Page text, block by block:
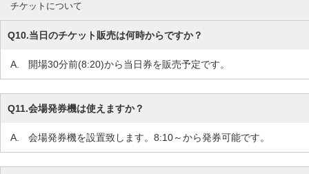
チケットについて
Q10.当日のチケット販売は何時からですか？
A. 開場30分前(8:20)から当日券を販売予定です。
Q11.会場発券機は使えますか？
A. 会場発券機を設置致します。8:10～から発券可能です。